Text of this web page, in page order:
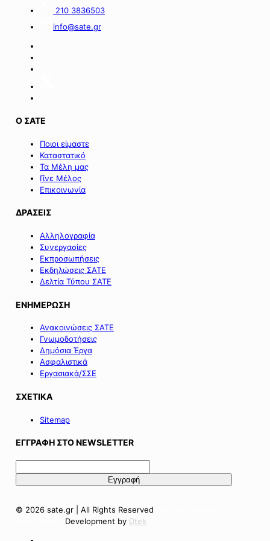
Ταμείου».
ειδικού
στήριξης
210 3836503
info@sate.gr
Ο ΣΑΤΕ
Ποιοι είμαστε
Καταστατικό
Τα Μέλη μας
Γίνε Μέλος
Επικοινωνία
ΔΡΑΣΕΙΣ
Αλληλογραφία
Συνεργασίες
Εκπροσωπήσεις
Εκδηλώσεις ΣΑΤΕ
Δελτία Τύπου ΣΑΤΕ
ΕΝΗΜΕΡΩΣΗ
Ανακοινώσεις ΣΑΤΕ
Γνωμοδοτήσεις
Δημόσια Έργα
Ασφαλιστικά
Εργασιακά/ΣΣΕ
ΣΧΕΤΙΚΑ
Sitemap
ΕΓΓΡΑΦΗ ΣΤΟ NEWSLETTER
© 2026 sate.gr | All Rights Reserved
Development by Dtek